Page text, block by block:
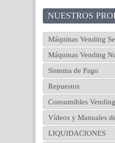
NUESTROS
Máquinas Vending
Máquinas Vending
Sistema de Pago
Repuestos
Consumibles Vending
Vídeos y Manuales
LIQUIDACIONES